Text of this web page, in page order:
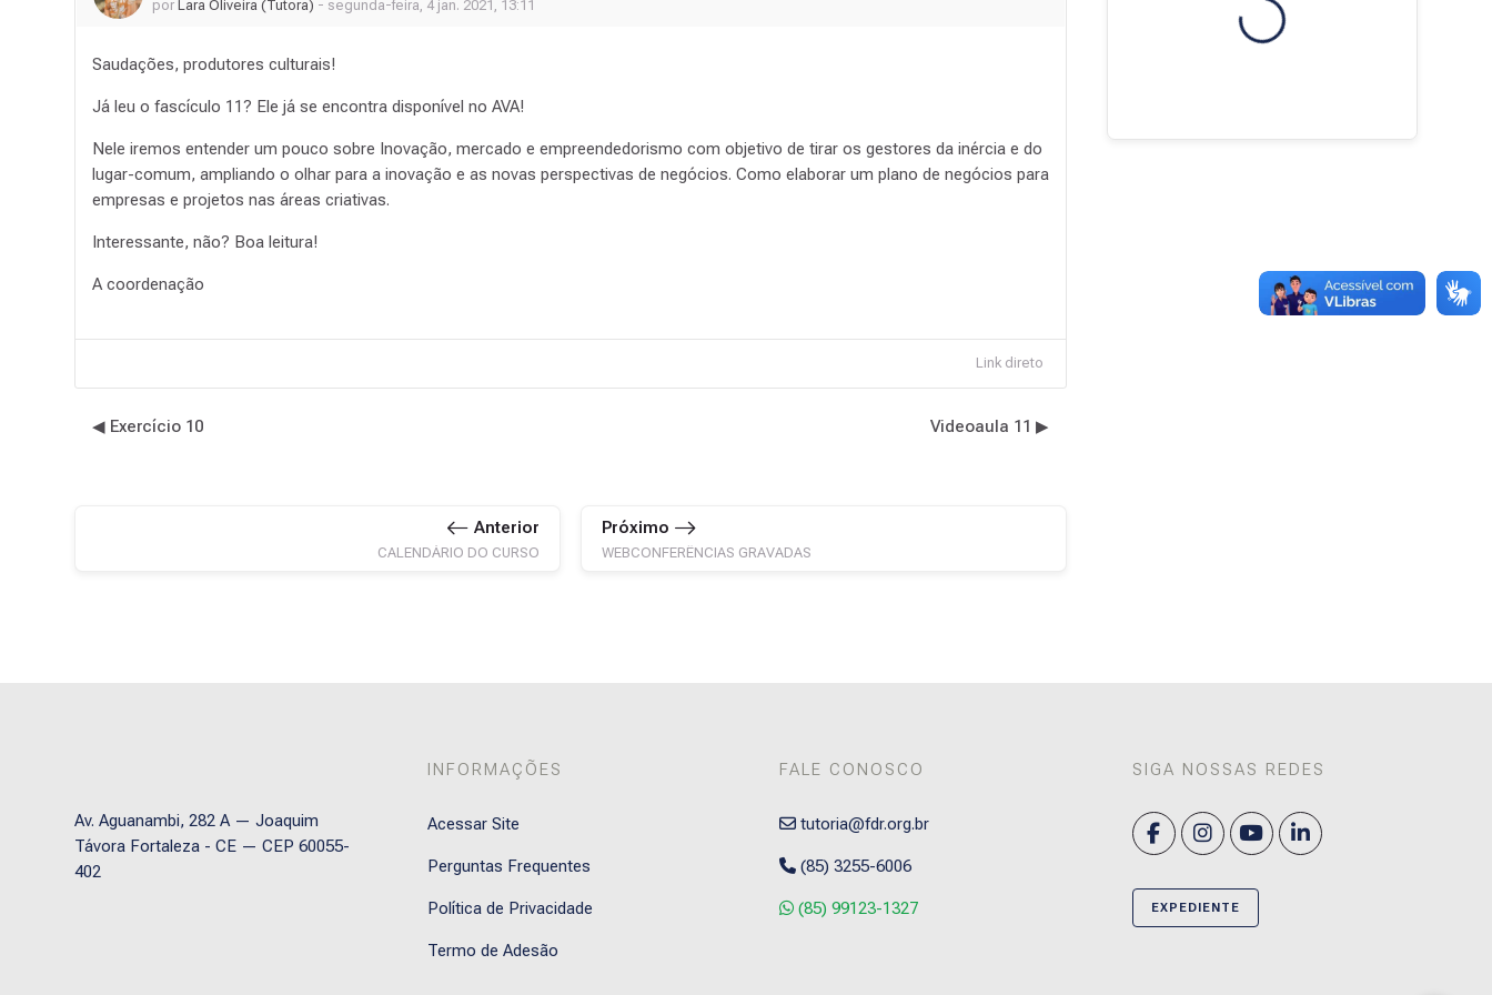
por Lara Oliveira (Tutora) - segunda-feira, 4 jan. 2021, 13:11
Saudações, produtores culturais!
Já leu o fascículo 11? Ele já se encontra disponível no AVA!
Nele iremos entender um pouco sobre Inovação, mercado e empreendedorismo com objetivo de tirar os gestores da inércia e do
lugar-comum, ampliando o olhar para a inovação e as novas perspectivas de negócios. Como elaborar um plano de negócios para
empresas e projetos nas áreas criativas.
Interessante, não? Boa leitura!
A coordenação
Link direto
◀︎ Exercício 10 Videoaula 11 ▶︎
Anterior
CALENDÁRIO DO CURSO
Próximo
WEBCONFERÊNCIAS GRAVADAS
Av. Aguanambi, 282 A — Joaquim
Távora Fortaleza - CE — CEP 60055-
402
INFORMAÇÕES
Acessar Site
Perguntas Frequentes
Política de Privacidade
Termo de Adesão
FALE CONOSCO
tutoria@fdr.org.br
(85) 3255-6006
(85) 99123-1327
SIGA NOSSAS REDES
EXPEDIENTE